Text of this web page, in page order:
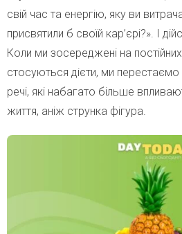
свій час та енергію, яку ви
присвятили б своїй кар’єрі?». І
Коли ми зосереджені на
стосуються дієти, ми
речі, які набагато більше
життя, аніж струнка фігура.